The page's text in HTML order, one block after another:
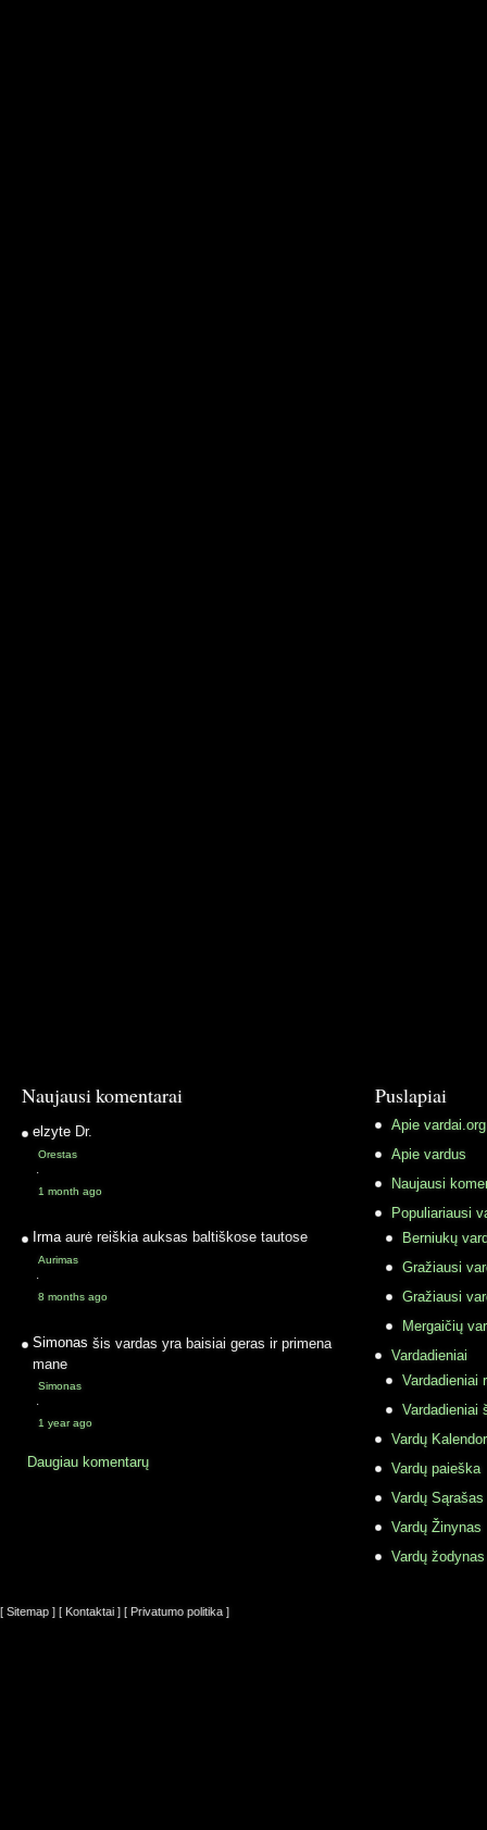
Naujausi komentarai
elzyte Dr.
Orestas
·
1 month ago
Irma aurė reiškia auksas baltiškose tautose
Aurimas
·
8 months ago
Simonas šis vardas yra baisiai geras ir primena
mane
Simonas
·
1 year ago
Daugiau komentarų
Puslapiai
Apie vardai.org
Apie vardus
Naujausi
Populiariausi
Berniukų
Gražiausi
Gražiausi
Mergaičių
Vardadieniai
Vardadieniai
Vardadieniai
Vardų
Vardų paieška
Vardų Sąrašas
Vardų Žinynas
Vardų
[ Sitemap ] [ Kontaktai ] [ Privatumo politika ]